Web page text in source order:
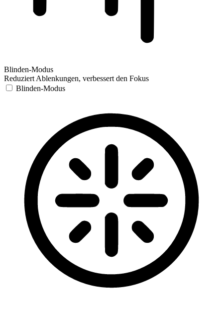
Blinden-Modus
Reduziert Ablenkungen, verbessert den Fokus
Blinden-Modus